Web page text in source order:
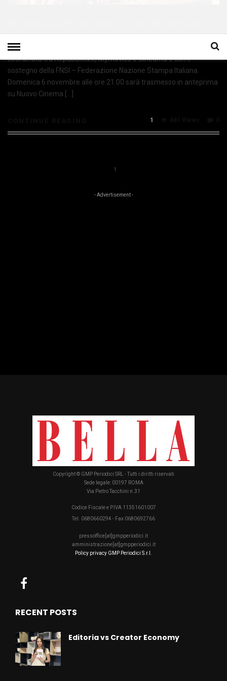
Trump – The Nazi Hustle, uscirà in concomitanza con le elezioni
presidenziali americane grazie a una strategia distributiva
coordinata tra Repubblica.it, Mymovies e Cineama e con il
sostegno della FNSI – Federazione Nazione Stampa Italiana.
Domenica 6 novembre alle ore 21.00 sarà trasmesso in anteprima
su Nuovo Cinema […]
1
1
- Advertisement -
Copyright © GMP Periodici SRL - Tutti i diritti riservati
Sede legale: 00197 ROMA
Via Pietro Tacchini n.31
Codice Fiscale e P.IVA 11351601007
Tel. 0680660294 - Fax 0680692766
pressoffice[at]gmpperiodici.it
amministrazione[at]gmpperiodici.it
Policy privacy GMP Periodici S.r.l.
RECENT POSTS
Editoria vs Creator Economy